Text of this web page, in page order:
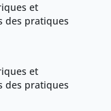
et
des pratiques
et
des pratiques